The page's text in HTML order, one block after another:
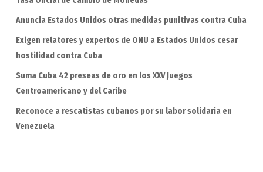
Anuncia Estados Unidos otras medidas punitivas contra Cuba
Exigen relatores y expertos de ONU a Estados Unidos cesar
hostilidad contra Cuba
Suma Cuba 42 preseas de oro en los XXV Juegos
Centroamericano y del Caribe
Reconoce a rescatistas cubanos por su labor solidaria en
Venezuela